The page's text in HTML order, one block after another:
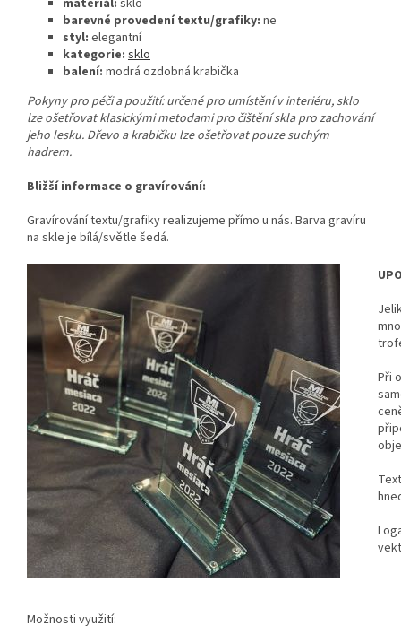
barevné provedení textu/grafiky: ne
styl: elegantní
kategorie: sklo
balení: modrá ozdobná krabička
Pokyny pro péči a použití: určené pro umístění v interiéru, sklo
lze ošetřovat klasickými metodami pro čištění skla pro zachování
jeho lesku. Dřevo a krabičku lze ošetřovat pouze suchým
hadrem.
Bližší informace o gravírování:
Gravírování textu/grafiky realizujeme přímo u nás. Barva gravíru
na skle je bílá/světle šedá.
Při
Možnosti využití: